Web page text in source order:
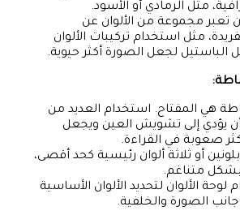
مثل الرمادي أو الأسود.
أن تعبر مجموعة من الألوان عن
مثل استخدام تركيبات الألوان
الباستيل لجعل الصورة أكثر حيوية.
هي المفتاح. استخدام العديد من
أن يؤدي إلى تشويش العين ويجعل
صعوبة في القراءة.
بلونين أو ثلاثة ألوان رئيسية كحد أقصى،
متناغم.
الألوان لتحديد الألوان الأساسية
جانب الصورة والخلفية.